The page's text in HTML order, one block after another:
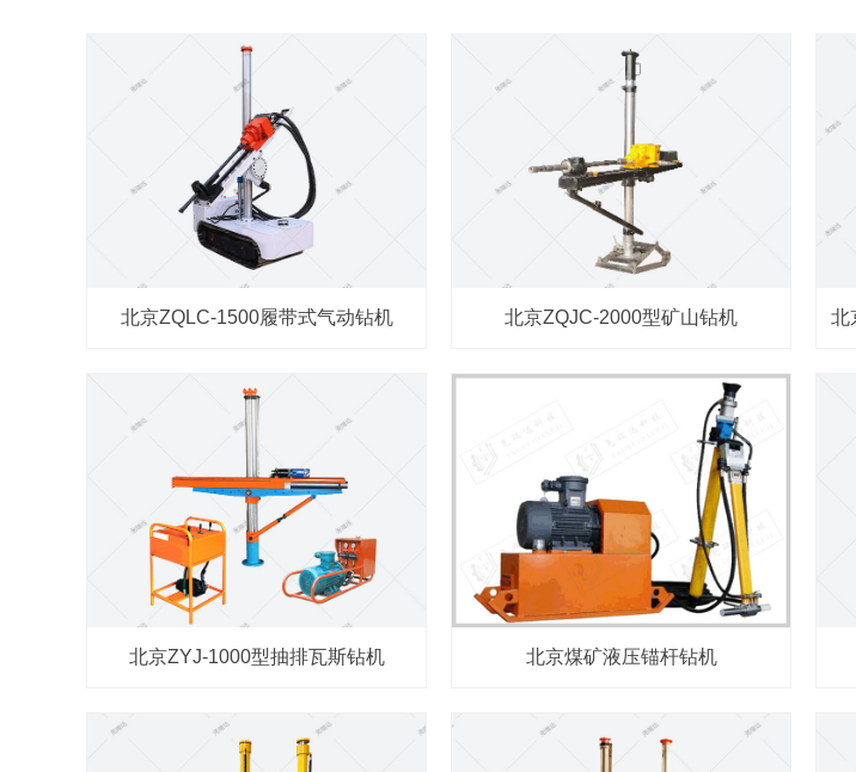
北京ZQLC-1500履带式气动钻机 北京ZQJC-2000型矿山钻机 北
北京ZYJ-1000型抽排瓦斯钻机 北京煤矿液压锚杆钻机